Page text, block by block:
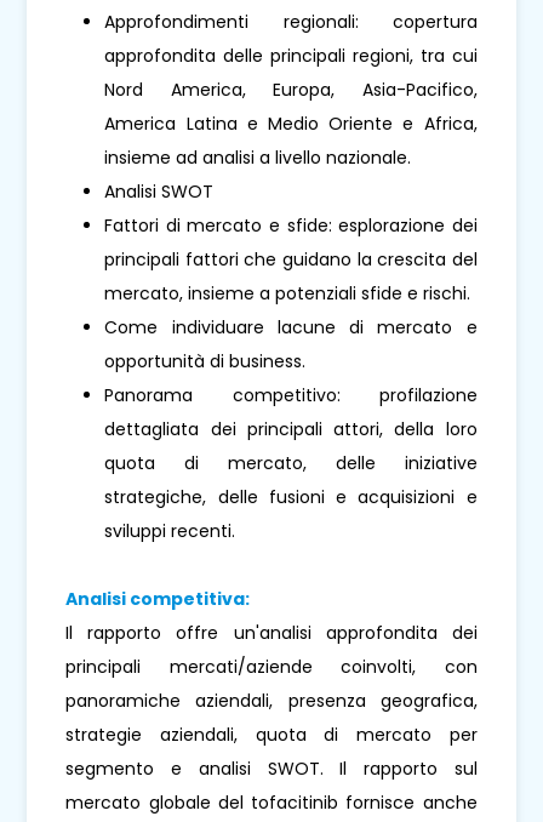
Approfondimenti regionali: copertura
approfondita delle principali regioni, tra cui
Nord America, Europa, Asia-Pacifico,
America Latina e Medio Oriente e Africa,
insieme ad analisi a livello nazionale.
Analisi SWOT
Fattori di mercato e sfide: esplorazione dei
principali fattori che guidano la crescita del
mercato, insieme a potenziali sfide e rischi.
Come individuare lacune di mercato e
opportunità di business.
Panorama competitivo: profilazione
dettagliata dei principali attori, della loro
quota di mercato, delle iniziative
strategiche, delle fusioni e acquisizioni e
sviluppi recenti.
Analisi competitiva:
Il rapporto offre un'analisi approfondita dei
principali mercati/aziende coinvolti, con
panoramiche aziendali, presenza geografica,
strategie aziendali, quota di mercato per
segmento e analisi SWOT. Il rapporto sul
mercato globale del tofacitinib fornisce anche